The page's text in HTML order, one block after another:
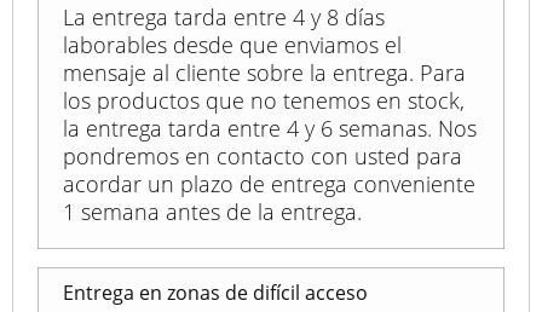
La entrega tarda entre 4 y 8 días
laborables desde que enviamos el
mensaje al cliente sobre la entrega. Para
los productos que no tenemos en stock,
la entrega tarda entre 4 y 6 semanas. Nos
pondremos en contacto con usted para
acordar un plazo de entrega conveniente
1 semana antes de la entrega.
Entrega en zonas de difícil acceso